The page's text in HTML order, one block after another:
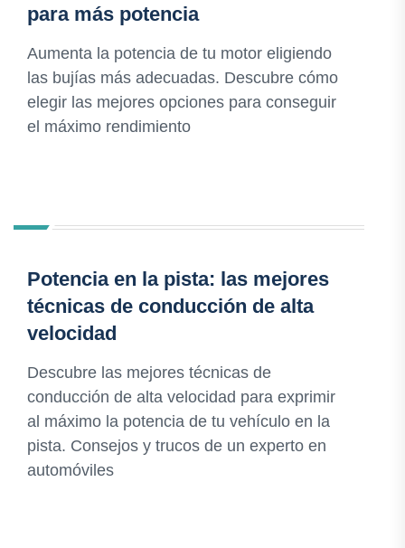
para más potencia
Aumenta la potencia de tu motor eligiendo
las bujías más adecuadas. Descubre cómo
elegir las mejores opciones para conseguir
el máximo rendimiento
Potencia en la pista: las mejores
técnicas de conducción de alta
velocidad
Descubre las mejores técnicas de
conducción de alta velocidad para exprimir
al máximo la potencia de tu vehículo en la
pista. Consejos y trucos de un experto en
automóviles